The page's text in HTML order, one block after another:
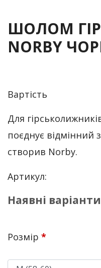
ШОЛОМ
NORBY
Вартість
Для
поєднує відмінний
створив Norby.
Артикул:
Наявні варіанти
Розмір *